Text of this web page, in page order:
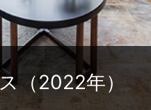
（2022年）